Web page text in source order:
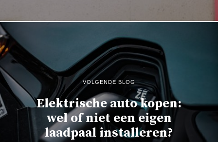
VOLGENDE BLOG
Elektrische auto kopen:
wel of niet een eigen
laadpaal installeren?